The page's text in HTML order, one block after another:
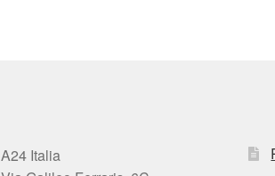
A24 Italia